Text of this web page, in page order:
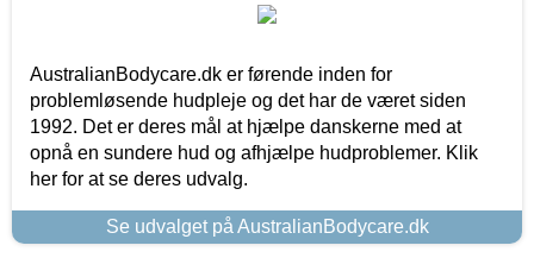
AustralianBodycare.dk er førende inden for
problemløsende hudpleje og det har de været siden
1992. Det er deres mål at hjælpe danskerne med at
opnå en sundere hud og afhjælpe hudproblemer. Klik
her for at se deres udvalg.
Se udvalget på AustralianBodycare.dk